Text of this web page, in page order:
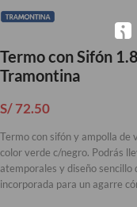
Termo con Sifón
Tramontina
S/72.50
Termo con sifón y ampolla de
color verde c/negro. Podrás
atemporales y diseño sencillo
incorporada para un agarre